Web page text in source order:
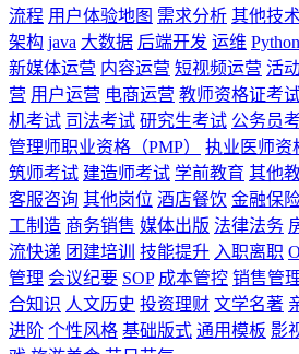
流程 用户体验地图 需求分析 其他技
架构 java 大数据 后端开发 运维 Python
新媒体运营 内容运营 短视频运营 活
营 用户运营 电商运营 教师资格证考
机考试 司法考试 研究生考试 公务员
管理师职业资格（PMP）
执业医师资
筑师考试 建造师考试 学前教育 其他
客服咨询 其他岗位 酒店餐饮 金融保
工制造 商务销售 媒体出版 法律法务
流快递 团建培训 技能提升 入职离职
管理 会议纪要 SOP 成本管控 销售管
合知识 人文历史 投资理财 文学名著
进阶 个性风格 基础版式 通用模板 影